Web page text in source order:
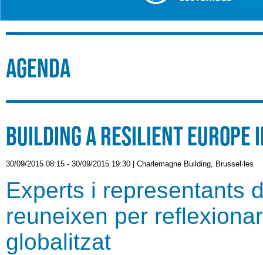
Agenda
Building a resilient Europe
30/09/2015 08:15 - 30/09/2015 19:30 Charlemagne Building, Brussel·les
Experts i representants
reuneixen per
globalitzat